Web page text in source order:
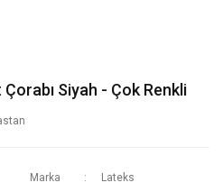
Siyah - Çok Renkli
Marka
Lateks